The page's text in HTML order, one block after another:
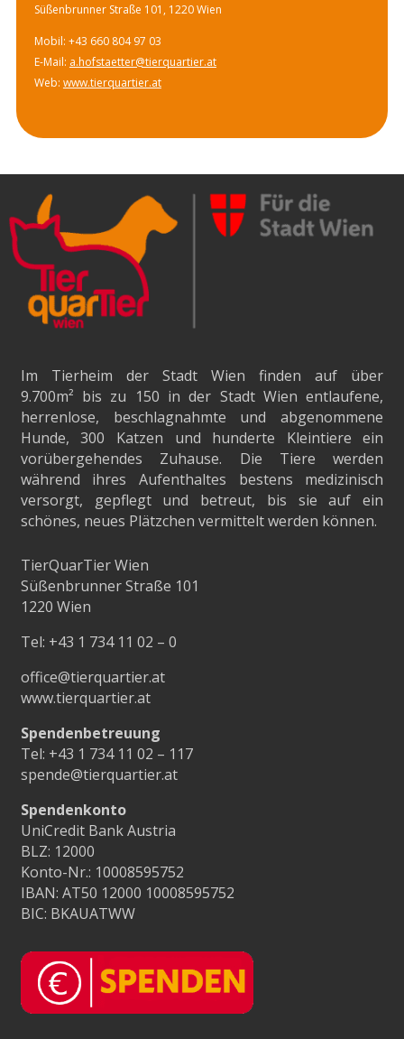
Süßenbrunner Straße 101, 1220 Wien
Mobil: +43 660 804 97 03
E-Mail: a.hofstaetter@tierquartier.at
Web: www.tierquartier.at
Im Tierheim der Stadt Wien finden auf über
9.700m² bis zu 150 in der Stadt Wien entlaufene,
herrenlose, beschlagnahmte und abgenommene
Hunde, 300 Katzen und hunderte Kleintiere ein
vorübergehendes Zuhause. Die Tiere werden
während ihres Aufenthaltes bestens medizinisch
versorgt, gepflegt und betreut, bis sie auf ein
schönes, neues Plätzchen vermittelt werden können.
TierQuarTier Wien
Süßenbrunner Straße 101
1220 Wien
Tel: +43 1 734 11 02 – 0
office@tierquartier.at
www.tierquartier.at
Spendenbetreuung
Tel: +43 1 734 11 02 – 117
spende@tierquartier.at
Spendenkonto
UniCredit Bank Austria
BLZ: 12000
Konto-Nr.: 10008595752
IBAN: AT50 12000 10008595752
BIC: BKAUATWW